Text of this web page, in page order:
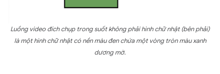
Luồng video đích chụp trong suốt không phải hình chữ nhật (bên phải)
là một hình chữ nhật có nền màu đen chứa một vòng tròn màu xanh
dương mờ.